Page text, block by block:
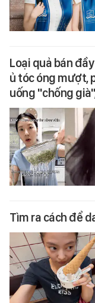
Loại quả bán
ủ tóc óng mượt,
uống "chống
Tìm ra cách để